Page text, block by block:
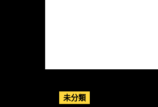
未分類